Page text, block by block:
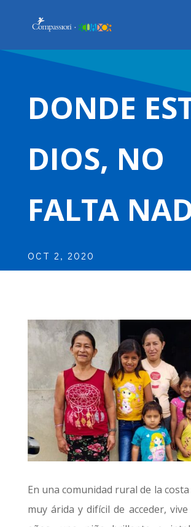
DONDE
DIOS, NO
FALTA
OCT 2, 2020
En una comunidad rural de la costa
muy árida y difícil de acceder, vive